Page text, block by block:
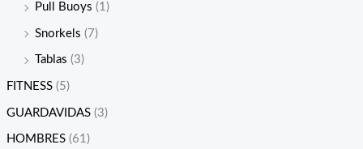
Pull Buoys (1)
Snorkels (7)
Tablas (3)
FITNESS (5)
GUARDAVIDAS (3)
HOMBRES (61)